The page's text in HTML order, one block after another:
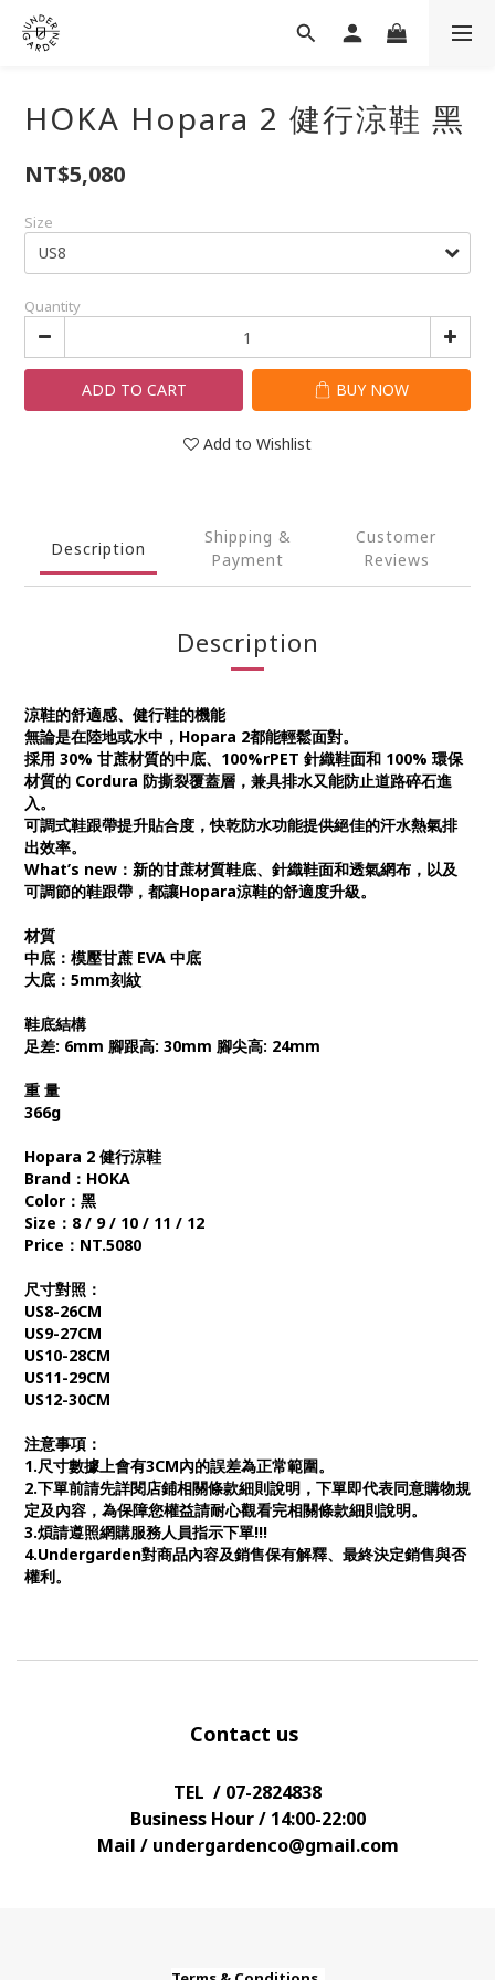
HOKA Hopara 2 健行涼鞋 黑
NT$5,080
Size
Quantity
ADD TO CART BUY NOW
Add to Wishlist
Description
Shipping &
Payment
Customer
Reviews
Description
涼鞋的舒適感、健行鞋的機能
無論是在陸地或水中，Hopara 2都能輕鬆面對。
採用 30% 甘蔗材質的中底、100%rPET 針織鞋面和 100% 環保
材質的 Cordura 防撕裂覆蓋層，兼具排水又能防止道路碎石進
入。
可調式鞋跟帶提升貼合度，快乾防水功能提供絕佳的汗水熱氣排
出效率。
What’s new：新的甘蔗材質鞋底、針織鞋面和透氣網布，以及
可調節的鞋跟帶，都讓Hopara涼鞋的舒適度升級。
材質
中底：模壓甘蔗 EVA 中底
大底：5mm刻紋
鞋底結構
足差: 6mm 腳跟高: 30mm 腳尖高: 24mm
重 量
366g
Hopara 2 健行涼鞋
Brand：HOKA
Color：黑
Size：8 / 9 / 10 / 11 / 12
Price：NT.5080
尺寸對照：
US8-26CM
US9-27CM
US10-28CM
US11-29CM
US12-30CM
注意事項：
1.尺寸數據上會有3CM內的誤差為正常範圍。
2.下單前請先詳閱店鋪相關條款細則說明，下單即代表同意購物規
定及內容，為保障您權益請耐心觀看完相關條款細則說明。
3.煩請遵照網購服務人員指示下單!!!
4.Undergarden對商品內容及銷售保有解釋、最終決定銷售與否
權利。
Contact us
TEL / 07-2824838
Business Hour / 14:00-22:00
Mail / undergardenco@gmail.com